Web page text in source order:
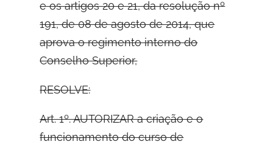
e os artigos 20 e 21, da resolução nº
191, de 08 de agosto de 2014, que
aprova o regimento interno do
Conselho Superior,
RESOLVE:
Art. 1º. AUTORIZAR a criação e o
funcionamento do curso de